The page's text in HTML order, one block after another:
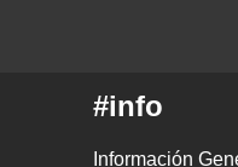
#info
Información